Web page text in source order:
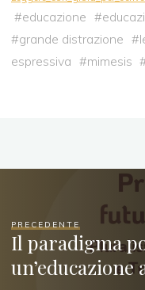
#educazione #
#grande distrazione #
espressiva #mimesis
PRECEDENTE
Il paradigma
un’educazione